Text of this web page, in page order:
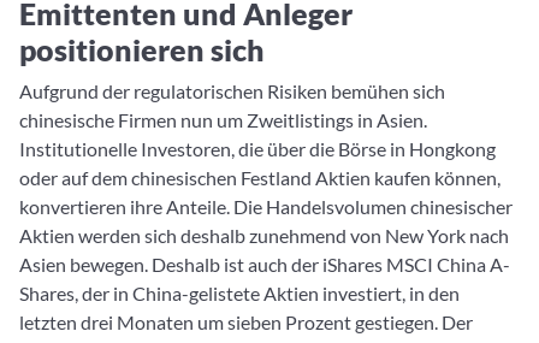
Emittenten und Anleger
positionieren sich
Aufgrund der regulatorischen Risiken bemühen sich
chinesische Firmen nun um Zweitlistings in Asien.
Institutionelle Investoren, die über die Börse in Hongkong
oder auf dem chinesischen Festland Aktien kaufen können,
konvertieren ihre Anteile. Die Handelsvolumen chinesischer
Aktien werden sich deshalb zunehmend von New York nach
Asien bewegen. Deshalb ist auch der iShares MSCI China A-
Shares, der in China-gelistete Aktien investiert, in den
letzten drei Monaten um sieben Prozent gestiegen. Der